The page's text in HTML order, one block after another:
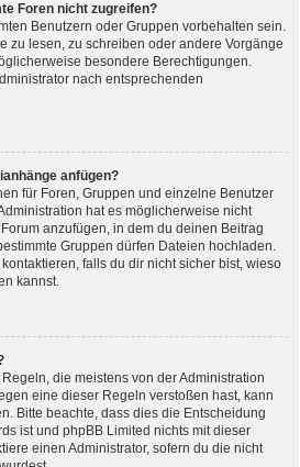
Foren nicht zugreifen?
Benutzern oder Gruppen vorbehalten sein.
zu lesen, zu schreiben oder andere Vorgänge
besondere Berechtigungen.
nach entsprechenden
anfügen?
für Foren, Gruppen und einzelne Benutzer
hat es möglicherweise nicht
anzufügen, in dem du deinen Beitrag
Gruppen dürfen Dateien hochladen.
falls du dir nicht sicher bist, wieso
kannst.
die meistens von der Administration
eine dieser Regeln verstoßen hast, kann
Bitte beachte, dass dies die Entscheidung
ist und phpBB Limited nichts mit dieser
einen Administrator, sofern du die nicht